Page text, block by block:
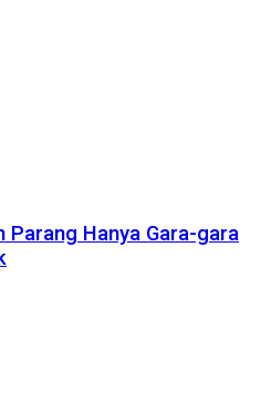
Hanya Gara-gara